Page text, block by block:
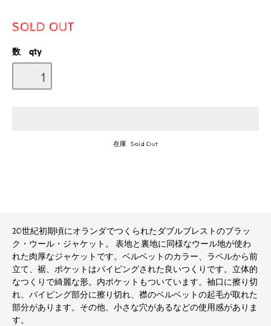
SOLD OUT
数 qty
在庫 Sold Out
20世紀初期頃にオランダでつくられたダブルブレストのブラッ
ク・ウール・ジャケット。 表地と裏地に同様なウール地が使わ
れた肉厚なジャケットです。ベルベットのカラー、ラペルから前
立て、裾、ポケットはパイピングされた良いつくりです。立体的
なつくりで綺麗な形。内ポケットもついています。袖口に擦り切
れ、パイピング部分に擦り切れ、襟のベルベットの起毛が取れた
部分があります。その他、小さな穴があるなどの使用感がありま
す。